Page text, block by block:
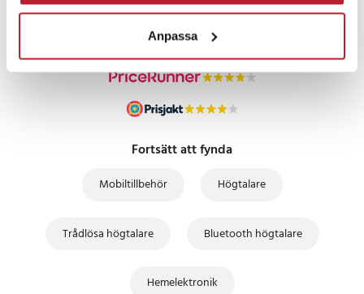
Anpassa
UTFÖRSÄLJNING
Fortsätt att fynda
Mobiltillbehör Högtalare
Trådlösa högtalare Bluetooth högtalare
Hemelektronik